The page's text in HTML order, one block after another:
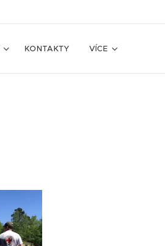
KONTAKTY VÍCE